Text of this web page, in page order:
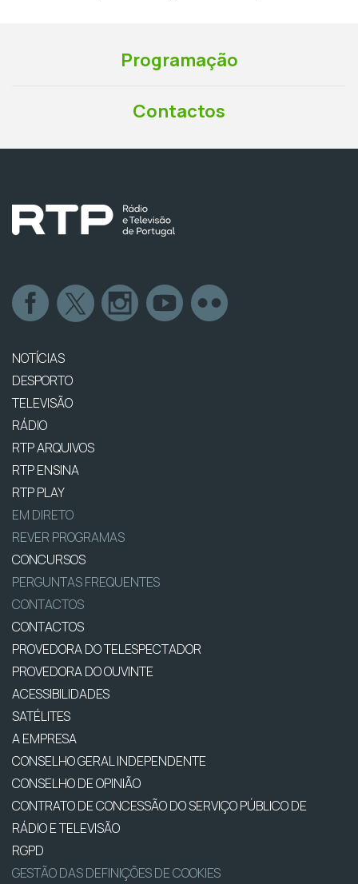
Programação
Contactos
NOTÍCIAS
DESPORTO
TELEVISÃO
RÁDIO
RTP ARQUIVOS
RTP ENSINA
RTP PLAY
EM DIRETO
REVER PROGRAMAS
CONCURSOS
PERGUNTAS FREQUENTES
CONTACTOS
CONTACTOS
PROVEDORA DO TELESPECTADOR
PROVEDORA DO OUVINTE
ACESSIBILIDADES
SATÉLITES
A EMPRESA
CONSELHO GERAL INDEPENDENTE
CONSELHO DE OPINIÃO
CONTRATO DE CONCESSÃO DO SERVIÇO PÚBLICO DE
RÁDIO E TELEVISÃO
RGPD
GESTÃO DAS DEFINIÇÕES DE COOKIES